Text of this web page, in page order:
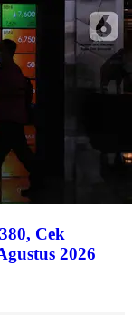
Cek
2026